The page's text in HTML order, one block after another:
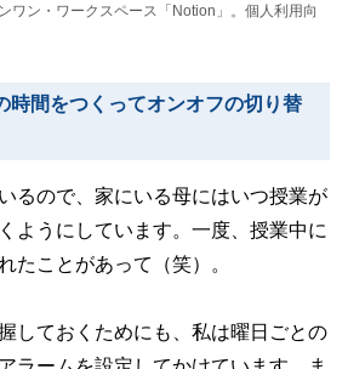
ワン・ワークスペース「Notion」。個人利用向
時間をつくってオンオフの切り替
るので、家にいる母にはいつ授業が
ようにしています。一度、授業中に
たことがあって（笑）。
しておくためにも、私は曜日ごとの